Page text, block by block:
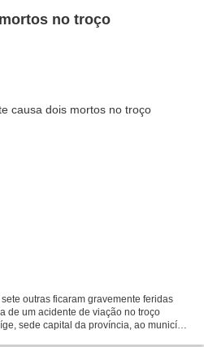
no troço
outras ficaram gravemente feridas
de um acidente de viação no troço
sede capital da província, ao município